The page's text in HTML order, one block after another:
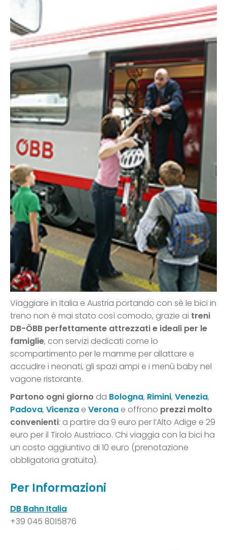
Viaggiare in Italia e Austria portando con sè le bici in
treno non è mai stato così comodo, grazie ai treni
DB-ÖBB perfettamente attrezzati e ideali per le
famiglie, con servizi dedicati come lo
scompartimento per le mamme per allattare e
accudire i neonati, gli spazi ampi e i menù baby nel
vagone ristorante.
Partono ogni giorno da Bologna, Rimini, Venezia,
Padova, Vicenza e Verona e offrono prezzi molto
convenienti: a partire da 9 euro per l’Alto Adige e 29
euro per il Tirolo Austriaco. Chi viaggia con la bici ha
un costo aggiuntivo di 10 euro (prenotazione
obbligatoria gratuita).
Per Informazioni
DB Bahn Italia
+39 045 8015876